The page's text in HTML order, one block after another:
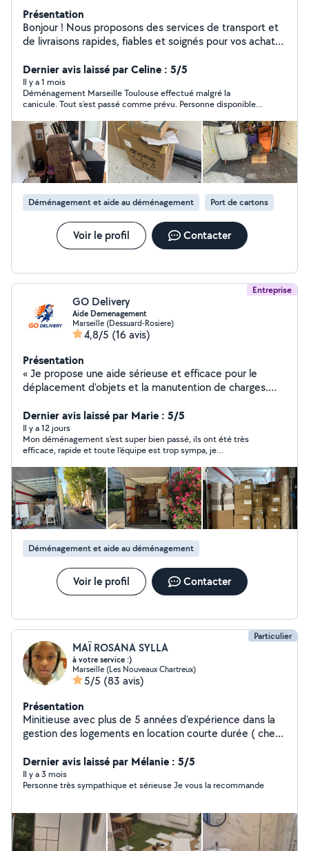
Présentation
Bonjour ! Nous proposons des services de transport et
de livraisons rapides, fiables et soignés pour vos achats
également , et cela depuis 8 ans, des prestations de
déménagement adaptées à vos besoins, avec une prise
en charge complète de vos meubles et effets
personnels. Qualité rapport/prix , ponctualité et
satisfaction client sont au cœur de notre engagement.
Dernier avis laissé par Celine : 5/5
Il y a 1 mois
Déménagement Marseille Toulouse effectué malgré la
canicule. Tout s'est passé comme prévu. Personne disponible
Déménagement et aide au déménagement Port de cartons
Voir le profil Contacter
Entreprise
GO Delivery
Aide Demenagement
Marseille (Dessuard-Rosiere)
4,8/5 (16 avis)
Présentation
« Je propose une aide sérieuse et efficace pour le
déplacement d'objets et la manutention de charges.
contacter pour plus d'informations. »
Dernier avis laissé par Marie : 5/5
Il y a 12 jours
Mon déménagement s'est super bien passé, ils ont été très
efficace, rapide et toute l'équipe est trop sympa, je
beaucoup encore
Déménagement et aide au déménagement
Voir le profil Contacter
Particulier
MAÏ ROSANA SYLLA
à votre service :)
Marseille (Les Nouveaux Chartreux)
5/5 (83 avis)
Présentation
Minitieuse avec plus de 5 années d'expérience dans la
gestion des logements en location courte durée ( check
plaisir que je mettrai mes services à votre disposition. :)
Je suis également disponible pour les ménages
ponctuels , ménages de fin de chantier, ménage de
aspirateur pro karcher, autolaveuse, lave vitre karcher,
nettoyeur haute pression karcher...) Au plaisir de
collaborer avec vous
Dernier avis laissé par Mélanie : 5/5
Il y a 3 mois
Personne très sympathique et sérieuse Je vous la recommande